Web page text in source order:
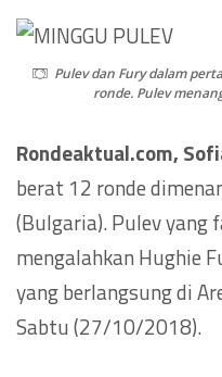
Pulev dan Fury dalam
ronde. Pulev
Rondeaktual.com,
berat 12 ronde
(Bulgaria). Pulev yang
mengalahkan Hughie
yang berlangsung di
Sabtu (27/10/2018).